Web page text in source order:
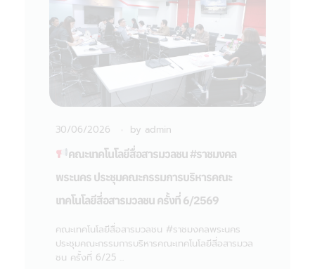
30/06/2026 by admin
คณะเทคโนโลยีสื่อสารมวลชน #ราชมงคล
พระนคร ประชุมคณะกรรมการบริหารคณะ
เทคโนโลยีสี่อสารมวลชน ครั้งที่ 6/2569
คณะเทคโนโลยีสื่อสารมวลชน #ราชมงคลพระนคร
ประชุมคณะกรรมการบริหารคณะเทคโนโลยีสี่อสารมวล
ชน ครั้งที่ 6/25 ...